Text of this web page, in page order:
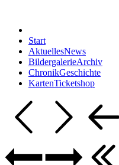
Start
AktuellesNews
BildergalerieArchiv
ChronikGeschichte
KartenTicketshop